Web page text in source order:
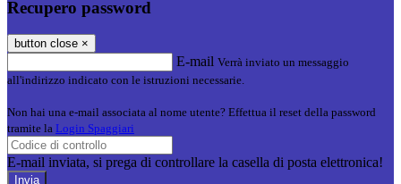
Recupero password
button close ×
E-mail Verrà inviato un messaggio
all'indirizzo indicato con le istruzioni necessarie.
Non hai una e-mail associata al nome utente? Effettua il reset della password
tramite la Login Spaggiari
E-mail inviata, si prega di controllare la casella di posta elettronica!